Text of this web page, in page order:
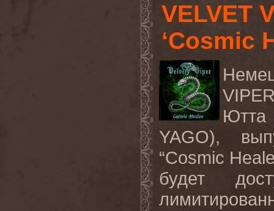
VELVET
‘Cosmic
Ютта
YAGO),
“Cosmic
будет